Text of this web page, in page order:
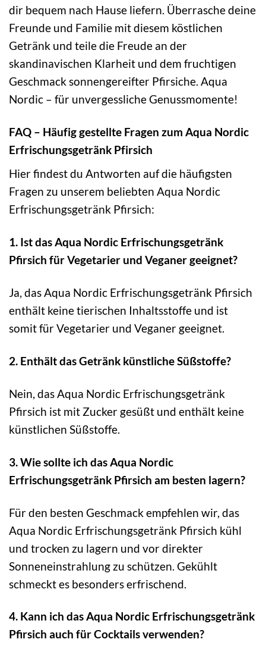
dir bequem nach Hause liefern. Überrasche deine
Freunde und Familie mit diesem köstlichen
Getränk und teile die Freude an der
skandinavischen Klarheit und dem fruchtigen
Geschmack sonnengereifter Pfirsiche. Aqua
Nordic – für unvergessliche Genussmomente!
FAQ – Häufig gestellte Fragen zum Aqua Nordic
Erfrischungsgetränk Pfirsich
Hier findest du Antworten auf die häufigsten
Fragen zu unserem beliebten Aqua Nordic
Erfrischungsgetränk Pfirsich:
1. Ist das Aqua Nordic Erfrischungsgetränk
Pfirsich für Vegetarier und Veganer geeignet?
Ja, das Aqua Nordic Erfrischungsgetränk Pfirsich
enthält keine tierischen Inhaltsstoffe und ist
somit für Vegetarier und Veganer geeignet.
2. Enthält das Getränk künstliche Süßstoffe?
Nein, das Aqua Nordic Erfrischungsgetränk
Pfirsich ist mit Zucker gesüßt und enthält keine
künstlichen Süßstoffe.
3. Wie sollte ich das Aqua Nordic
Erfrischungsgetränk Pfirsich am besten lagern?
Für den besten Geschmack empfehlen wir, das
Aqua Nordic Erfrischungsgetränk Pfirsich kühl
und trocken zu lagern und vor direkter
Sonneneinstrahlung zu schützen. Gekühlt
schmeckt es besonders erfrischend.
4. Kann ich das Aqua Nordic Erfrischungsgetränk
Pfirsich auch für Cocktails verwenden?